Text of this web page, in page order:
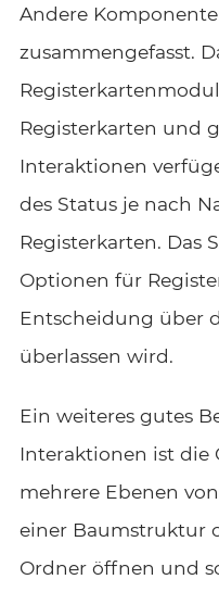
Andere
zusammengefasst.
Registerkarten und
Interaktionen
des Status je nach
Registerkarten. Das
Optionen für
Entscheidung über
überlassen wird.
Ein weiteres gutes
Interaktionen ist die
mehrere Ebenen
einer Baumstruktur
Ordner öffnen und